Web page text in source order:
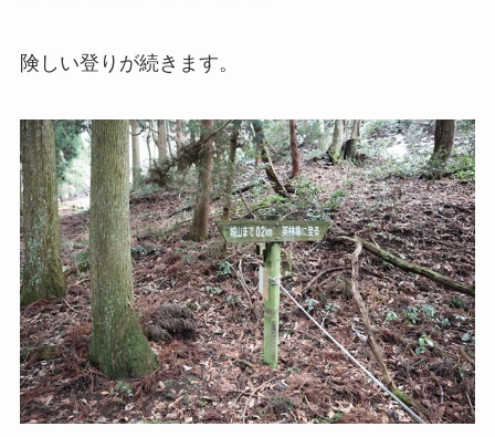
険しい登りが続きます。